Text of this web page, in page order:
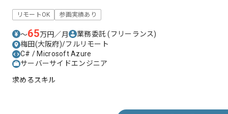
リモートOK 参画実績あり
〜65万円／月 業務委託(フリーランス)
梅田(大阪府)/フルリモート
C# / Microsoft Azure
サーバーサイドエンジニア
求めるスキル